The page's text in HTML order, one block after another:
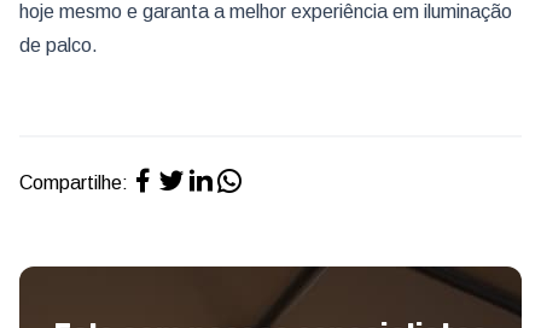
hoje mesmo e garanta a melhor experiência em iluminação
de palco.
Compartilhe: